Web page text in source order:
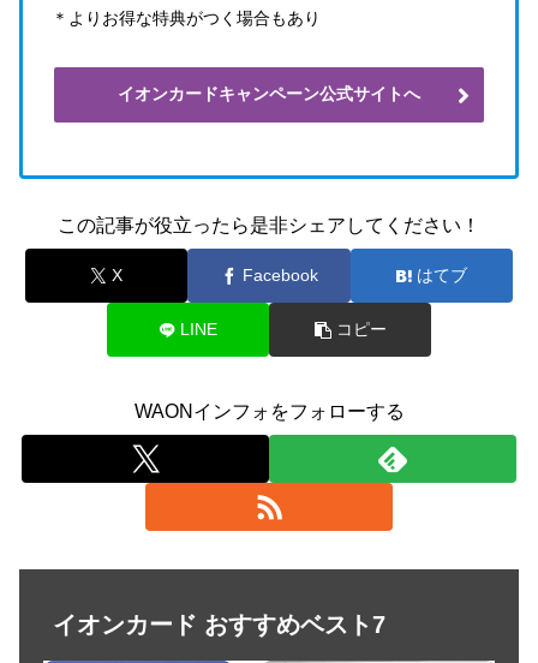
＊よりお得な特典がつく場合もあり
イオンカードキャンペーン公式サイトへ
この記事が役立ったら是非シェアしてください！
X Facebook はてブ
LINE コピー
WAONインフォをフォローする
イオンカード おすすめベスト7